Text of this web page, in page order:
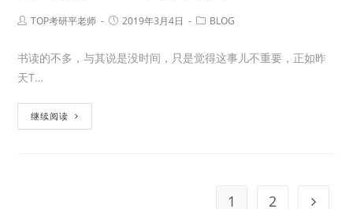
TOP考研平老师 2019年3月4日 BLOG
书读的不多，与其说是没时间，只是觉得这事儿不重要，正如昨
天T…
继续阅读
1 2